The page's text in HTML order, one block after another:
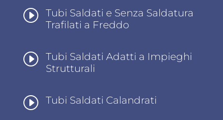
I
Tubi Saldati e Senza Saldatura
Trafilati a Freddo
I
Tubi Saldati Adatti a Impieghi
Strutturali
I Tubi Saldati Calandrati